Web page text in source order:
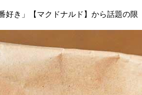
好き」【マクドナルド】から話題の限